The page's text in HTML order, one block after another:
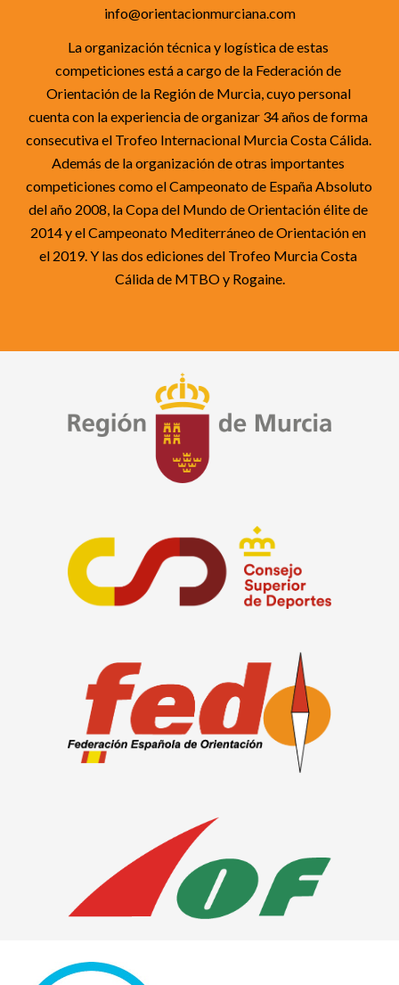
info@orientacionmurciana.com
La organización técnica y logística de estas
competiciones está a cargo de la Federación de
Orientación de la Región de Murcia, cuyo personal
cuenta con la experiencia de organizar 34 años de forma
consecutiva el Trofeo Internacional Murcia Costa Cálida.
Además de la organización de otras importantes
competiciones como el Campeonato de España Absoluto
del año 2008, la Copa del Mundo de Orientación élite de
2014 y el Campeonato Mediterráneo de Orientación en
el 2019. Y las dos ediciones del Trofeo Murcia Costa
Cálida de MTBO y Rogaine.